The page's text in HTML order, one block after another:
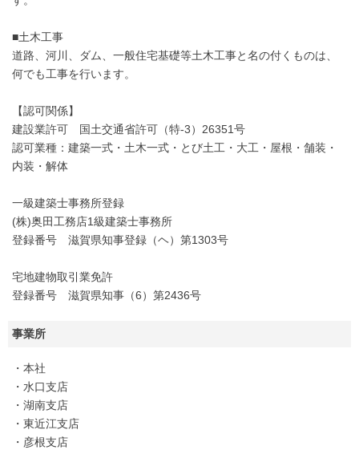
■土木工事
道路、河川、ダム、一般住宅基礎等土木工事と名の付くものは、
何でも工事を行います。
【認可関係】
建設業許可 国土交通省許可（特-3）26351号
認可業種：建築一式・土木一式・とび土工・大工・屋根・舗装・
内装・解体
一級建築士事務所登録
(株)奥田工務店1級建築士事務所
登録番号 滋賀県知事登録（ヘ）第1303号
宅地建物取引業免許
登録番号 滋賀県知事（6）第2436号
事業所
・本社
・水口支店
・湖南支店
・東近江支店
・彦根支店